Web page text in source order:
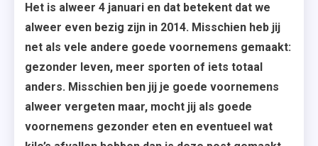
Het is alweer 4 januari en dat betekent dat we
alweer even bezig zijn in 2014. Misschien heb jij
net als vele andere goede voornemens gemaakt:
gezonder leven, meer sporten of iets totaal
anders. Misschien ben jij je goede voornemens
alweer vergeten maar, mocht jij als goede
voornemens gezonder eten en eventueel wat